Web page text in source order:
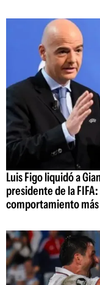
Luis Figo liquidó a
presidente de la
comportamiento más